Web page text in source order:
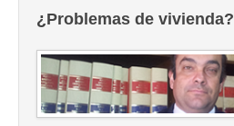
¿Problemas de vivienda?